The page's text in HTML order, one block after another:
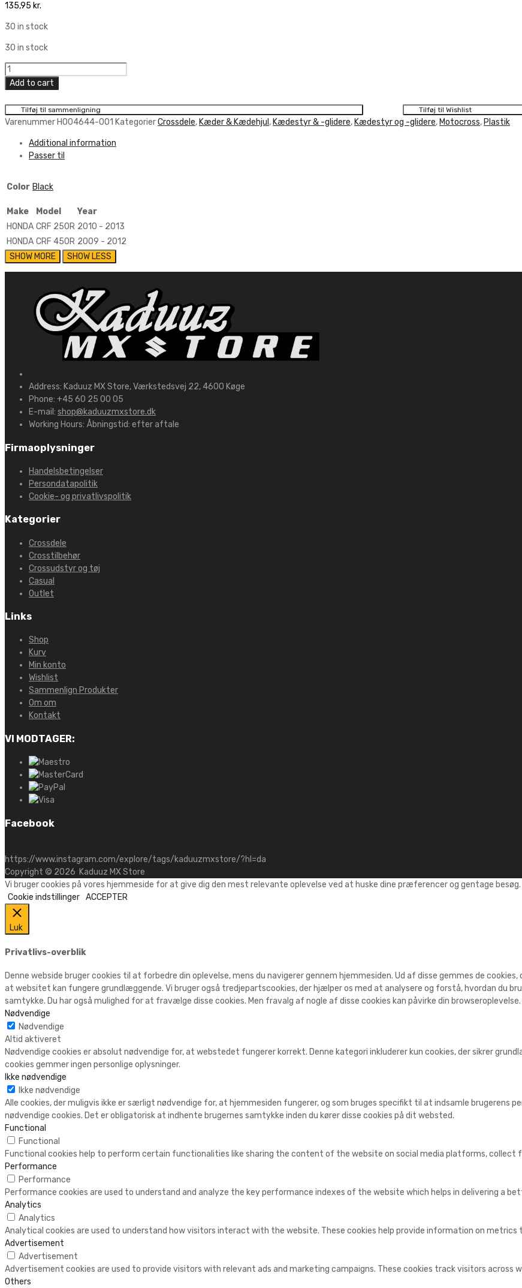
135,95 kr.
30 in stock
30 in stock
UFO
Swingarm
Chain
Slider
quantity
Add to cart
Tilføj til sammenligning Tilføj til Wishlist
Varenummer HO04644-001 KategorierCrossdele, Kæder & Kædehjul , Kædestyr & -glidere, Kædestyr og -glidere, Motocross, Plastik
Additional information
Passer til
Color Black
Make Model
Year
HONDA CRF 250R 2010 - 2013
HONDA CRF 450R 2009 - 2012
Address: Kaduuz MX Store, Værkstedsvej 22, 4600 Køge
Phone: +45 60 25 00 05
E-mail: shop@kaduuzmxstore.dk
Working Hours: Åbningstid: efter aftale
Firmaoplysninger
Handelsbetingelser
Persondatapolitik
Cookie- og privatlivspolitik
Kategorier
Crossdele
Crosstilbehør
Crossudstyr og tøj
Casual
Outlet
Links
Shop
Kurv
Min konto
Wishlist
Sammenlign Produkter
Om om
Kontakt
VI MODTAGER:
Facebook
https://www.instagram.com/explore/tags/kaduuzmxstore/?hl=da
Copyright © 2026 Kaduuz MX Store
Vi bruger cookies på vores hjemmeside for at give dig den mest relevante oplevelse ved at huske dine præferencer og gentage
Cookie indstillinger ACCEPTER
Luk
Privatlivs-overblik
Denne webside bruger cookies til at forbedre din oplevelse, mens du navigerer gennem hjemmesiden. Ud af disse gemmes de
at websitet kan fungere grundlæggende. Vi bruger også tredjepartscookies, der hjælper os med at analysere og forstå, hvordan du
samtykke. Du har også mulighed for at fravælge disse cookies. Men fravalg af nogle af disse cookies kan påvirke din browseroplevelse.
Nødvendige
Nødvendige
Altid aktiveret
Nødvendige cookies er absolut nødvendige for, at webstedet fungerer korrekt. Denne kategori inkluderer kun cookies, der sikrer
cookies gemmer ingen personlige oplysninger.
Ikke nødvendige
Ikke nødvendige
Alle cookies, der muligvis ikke er særligt nødvendige for, at hjemmesiden fungerer, og som bruges specifikt til at indsamle brugerens
nødvendige cookies. Det er obligatorisk at indhente brugernes samtykke inden du kører disse cookies på dit websted.
Functional
Functional
Functional cookies help to perform certain functionalities like sharing the content of the website on social media platforms,
Performance
Performance
Performance cookies are used to understand and analyze the key performance indexes of the website which helps in delivering a
Analytics
Analytics
Analytical cookies are used to understand how visitors interact with the website. These cookies help provide information on
Advertisement
Advertisement
Advertisement cookies are used to provide visitors with relevant ads and marketing campaigns. These cookies track visitors
Others